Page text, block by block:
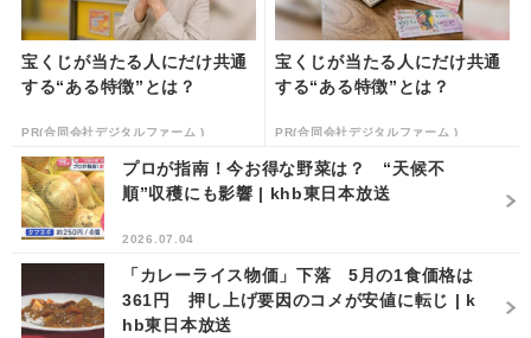
宝くじが当たる人にだけ共通
する“ある特徴”とは？
PR(合同会社デジタルファーム )
宝くじが当たる人にだけ共通
する“ある特徴”とは？
PR(合同会社デジタルファーム )
プロが指南！今お得な野菜は？ “天候不
順”収穫にも影響 | khb東日本放送
2026.07.04
「カレーライス物価」下落 5月の1食価格は
361円 押し上げ要因のコメが安値に転じ | k
hb東日本放送